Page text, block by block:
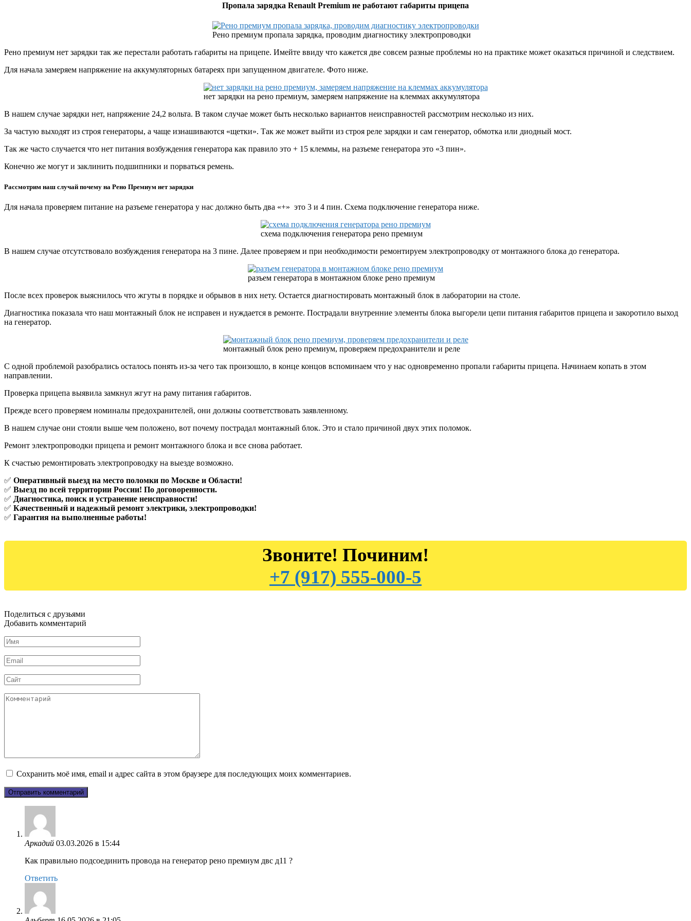
Пропала зарядка Renault Premium не работают габариты прицепа
Рено премиум пропала зарядка, проводим диагностику электропроводки
Рено премиум нет зарядки так же перестали работать габариты на прицепе. Имейте ввиду что кажется две совсем разные проблемы но на практике может оказаться причиной и следствием.
Для начала замеряем напряжение на аккумуляторных батареях при запущенном двигателе. Фото ниже.
нет зарядки на рено премиум, замеряем напряжение на клеммах аккумулятора
В нашем случае зарядки нет, напряжение 24,2 вольта. В таком случае может быть несколько вариантов неисправностей рассмотрим несколько из них.
За частую выходят из строя генераторы, а чаще изнашиваются «щетки». Так же может выйти из строя реле зарядки и сам генератор, обмотка или диодный мост.
Так же часто случается что нет питания возбуждения генератора как правило это + 15 клеммы, на разъеме генератора это «3 пин».
Конечно же могут и заклинить подшипники и порваться ремень.
Рассмотрим наш случай почему на Рено Премиум нет зарядки
Для начала проверяем питание на разъеме генератора у нас должно быть два «+» это 3 и 4 пин. Схема подключение генератора ниже.
схема подключения генератора рено премиум
В нашем случае отсутствовало возбуждения генератора на 3 пине. Далее проверяем и при необходимости ремонтируем электропроводку от монтажного блока до генератора.
разъем генератора в монтажном блоке рено премиум
После всех проверок выяснилось что жгуты в порядке и обрывов в них нету. Остается диагностировать монтажный блок в лаборатории на столе.
Диагностика показала что наш монтажный блок не исправен и нуждается в ремонте. Пострадали внутренние элементы блока выгорели цепи питания габаритов прицепа и закоротило выход
на генератор.
монтажный блок рено премиум, проверяем предохранители и реле
С одной проблемой разобрались осталось понять из-за чего так произошло, в конце концов вспоминаем что у нас одновременно пропали габариты прицепа. Начинаем копать в этом
направлении.
Проверка прицепа выявила замкнул жгут на раму питания габаритов.
Прежде всего проверяем номиналы предохранителей, они должны соответствовать заявленному.
В нашем случае они стояли выше чем положено, вот почему пострадал монтажный блок. Это и стало причиной двух этих поломок.
Ремонт электропроводки прицепа и ремонт монтажного блока и все снова работает.
К счастью ремонтировать электропроводку на выезде возможно.
✅ Оперативный выезд на место поломки по Москве и Области!
✅ Выезд по всей территории России! По договоренности.
✅ Диагностика, поиск и устранение неисправности!
✅ Качественный и надежный ремонт электрики, электропроводки!
✅ Гарантия на выполненные работы!
Звоните! Починим!
+7 (917) 555-000-5
Поделиться с друзьями
Добавить комментарий
Имя
*
Email
*
Сайт
Комментарий
Сохранить моё имя, email и адрес сайта в этом браузере для последующих моих комментариев.
Аркадий 03.03.2026 в 15:44
Как правильно подсоединить провода на генератор рено премиум двс д11 ?
Ответить